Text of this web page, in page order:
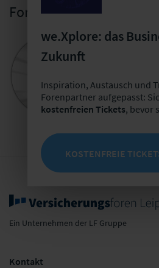
Forenpartnerschaft
+49 341
E-Mail
we.Xplore: das
Zukunft
Inspiration, Austausch und
Forenpartner aufgepasst:
kostenfreien Tickets, bevor
KOSTENFREIE
Ein Unternehmen der LF Gruppe
Kontakt